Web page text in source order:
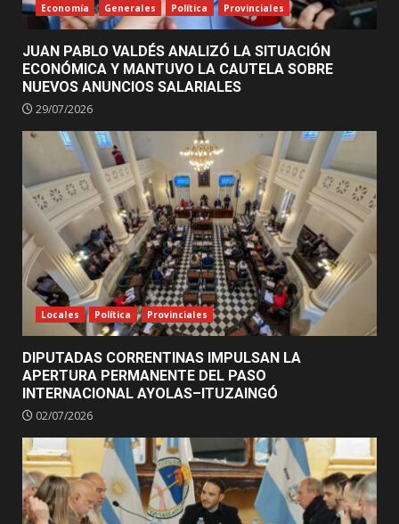
Economía Generales Política Provinciales
JUAN PABLO VALDÉS ANALIZÓ LA SITUACIÓN
ECONÓMICA Y MANTUVO LA CAUTELA SOBRE
NUEVOS ANUNCIOS SALARIALES
29/07/2026
Locales Política Provinciales
DIPUTADAS CORRENTINAS IMPULSAN LA
APERTURA PERMANENTE DEL PASO
INTERNACIONAL AYOLAS–ITUZAINGÓ
02/07/2026